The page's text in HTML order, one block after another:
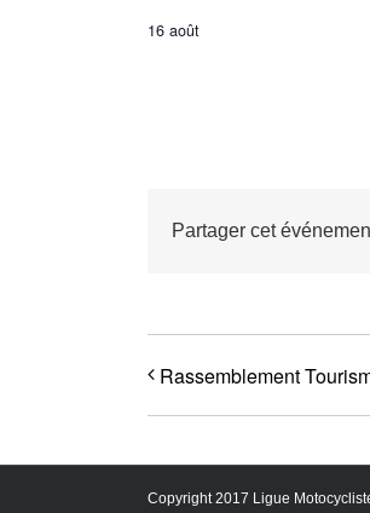
16 août
Partager cet
Rassemblement
Copyright 2017 Ligue